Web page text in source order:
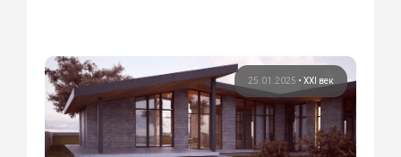
25.01.2025 • XXI век